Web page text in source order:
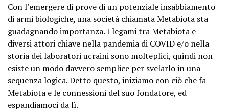
Con l’emergere di prove di un potenziale insabbiamento
di armi biologiche, una società chiamata Metabiota sta
guadagnando importanza. I legami tra Metabiota e
diversi attori chiave nella pandemia di COVID e/o nella
storia dei laboratori ucraini sono molteplici, quindi non
esiste un modo davvero semplice per svelarlo in una
sequenza logica. Detto questo, iniziamo con ciò che fa
Metabiota e le connessioni del suo fondatore, ed
espandiamoci da lì.